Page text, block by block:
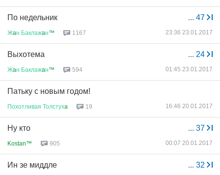
... 47
По недельник
Жaн Баклажaн™ 1167 23:36 23.01.2017
... 24
Выхотема
Жaн Баклажaн™ 594 01:45 23.01.2017
Патьку с новым годом!
Похотливая Толстухa 19 16:46 20.01.2017
... 37
Ну кто
Kostan™ 905 00:07 20.01.2017
... 32
Ин зе миддле